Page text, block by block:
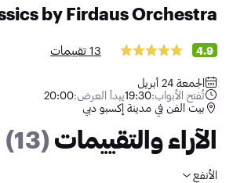
by Firdaus Orchestra
4.9 13 تقييمات
الجمعة 24 أبريل
تُفتح الأبواب:19:30يبدأ العرض:20:00
بيت الفن في مدينة إكسبو دبي
الآراء والتقييمات (13)
الأنفع